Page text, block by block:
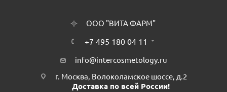
ООО "ВИТА ФАРМ"
+7 495 180 04 11
info@intercosmetology.ru
г. Москва, Волоколамское шоссе, д.2
Доставка по всей России!